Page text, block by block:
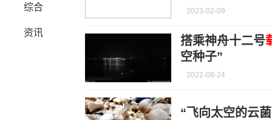
综合
资讯
2023-02-09
搭乘神舟十二号
空种子”
2022-08-24
“飞向太空的云